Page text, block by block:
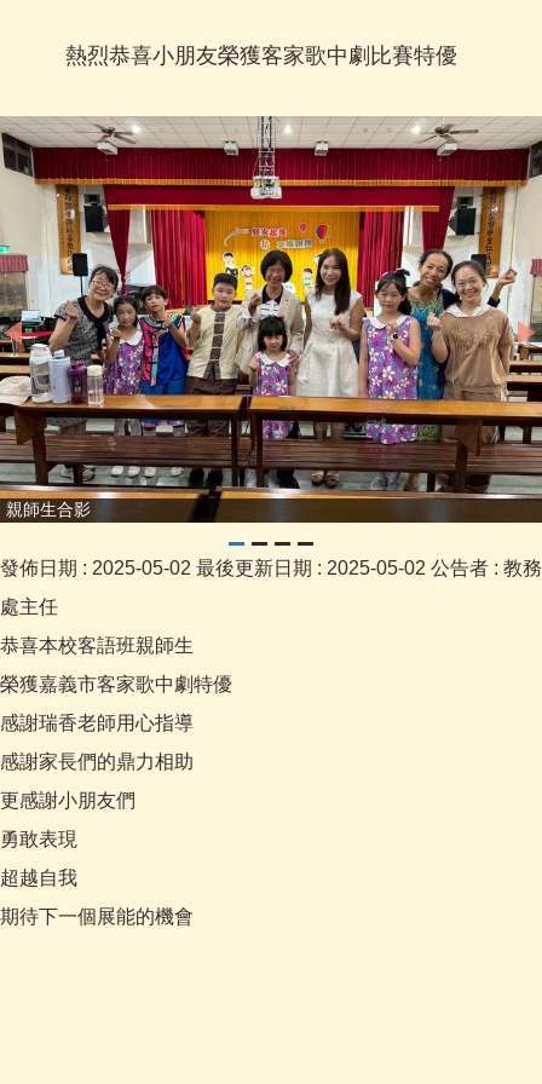
熱烈恭喜小朋友榮獲客家歌中劇比賽特優
親師生合影
發佈日期 : 2025-05-02 最後更新日期 : 2025-05-02 公告者 : 教務
處主任
恭喜本校客語班親師生
榮獲嘉義市客家歌中劇特優
感謝瑞香老師用心指導
感謝家長們的鼎力相助
更感謝小朋友們
勇敢表現
超越自我
期待下一個展能的機會